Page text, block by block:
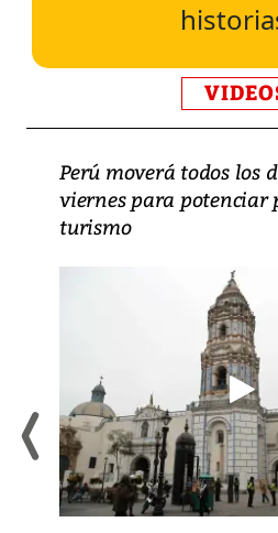
Perú moverá todos los
viernes para potenciar
turismo